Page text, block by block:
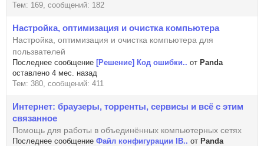
Тем: 169, сообщений: 182
Настройка, оптимизация и очистка компьютера
Настройка, оптимизация и очистка компьютера для
пользвателей
Последнее сообщение [Решение] Код ошибки.. от Panda
оставлено 4 мес. назад
Тем: 380, сообщений: 411
Интернет: браузеры, торренты, сервисы и всё с этим
связанное
Помощь для работы в объединённых компьютерных сетях
Последнее сообщение Файл конфигурации IB.. от Panda